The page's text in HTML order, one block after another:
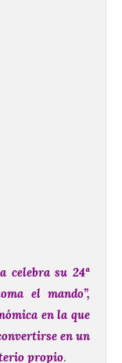
celebra su 24ª
el mando”,
en la que
en un
propio.